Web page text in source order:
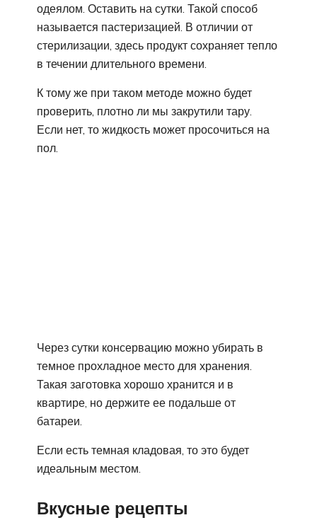
одеялом. Оставить на сутки. Такой способ
называется пастеризацией. В отличии от
стерилизации, здесь продукт сохраняет тепло
в течении длительного времени.
К тому же при таком методе можно будет
проверить, плотно ли мы закрутили тару.
Если нет, то жидкость может просочиться на
пол.
Через сутки консервацию можно убирать в
темное прохладное место для хранения.
Такая заготовка хорошо хранится и в
квартире, но держите ее подальше от
батареи.
Если есть темная кладовая, то это будет
идеальным местом.
Вкусные рецепты